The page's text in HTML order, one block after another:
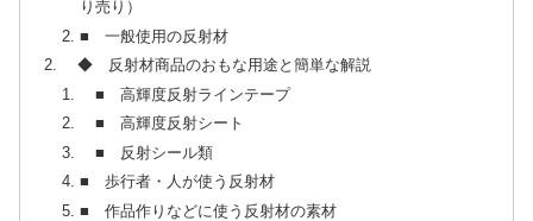
り売り）
■ 一般使用の反射材
◆ 反射材商品のおもな用途と簡単な解説
■ 高輝度反射ラインテープ
■ 高輝度反射シート
■ 反射シール類
■ 歩行者・人が使う反射材
■ 作品作りなどに使う反射材の素材